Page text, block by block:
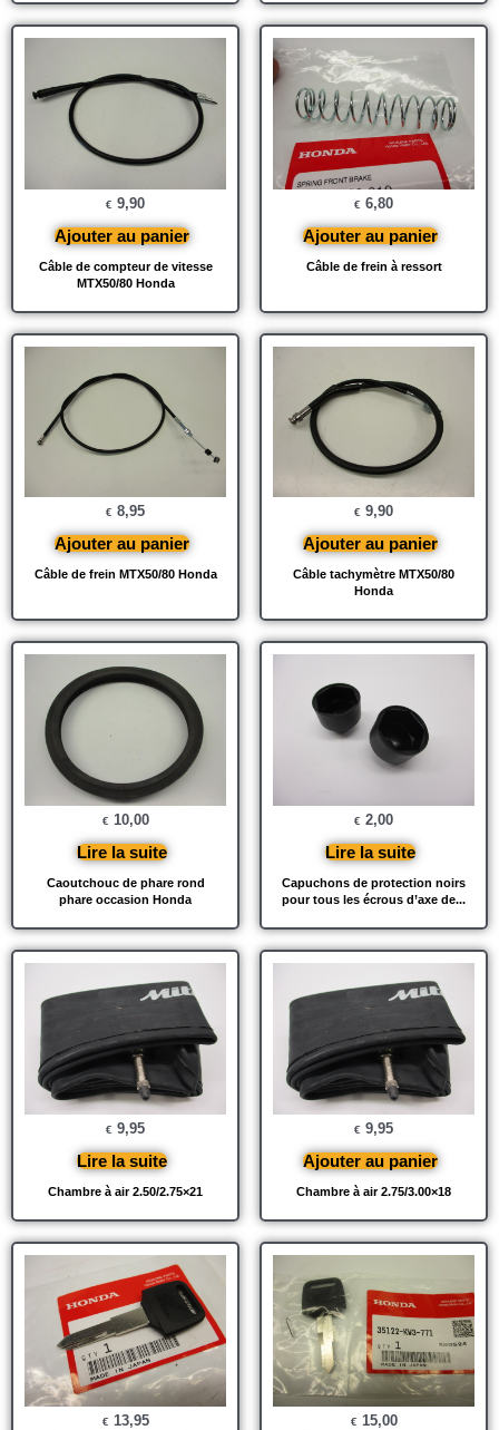
Câble de compteur de vitesse
MTX50/80 Honda
€ 9,90
Ajouter au panier
Câble de frein à ressort
€ 6,80
Ajouter au panier
Câble de frein MTX50/80 Honda
€ 8,95
Ajouter au panier
Câble tachymètre MTX50/80
Honda
€ 9,90
Ajouter au panier
Caoutchouc de phare rond
phare occasion Honda
€ 10,00
Lire la suite
Capuchons de protection noirs
pour tous les écrous d’axe de...
€ 2,00
Lire la suite
Chambre à air 2.50/2.75×21
€ 9,95
Lire la suite
Chambre à air 2.75/3.00×18
€ 9,95
Ajouter au panier
€ 13,95 € 15,00